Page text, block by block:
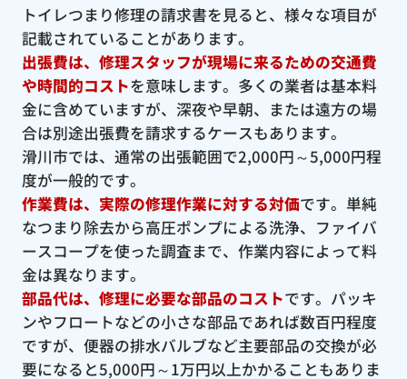
トイレつまり修理の請求書を見ると、様々な項目が
記載されていることがあります。
出張費は、修理スタッフが現場に来るための交通費
や時間的コストを意味します。多くの業者は基本料
金に含めていますが、深夜や早朝、または遠方の場
合は別途出張費を請求するケースもあります。
滑川市では、通常の出張範囲で2,000円～5,000円程
度が一般的です。
作業費は、実際の修理作業に対する対価です。単純
なつまり除去から高圧ポンプによる洗浄、ファイバ
ースコープを使った調査まで、作業内容によって料
金は異なります。
部品代は、修理に必要な部品のコストです。パッキ
ンやフロートなどの小さな部品であれば数百円程度
ですが、便器の排水バルブなど主要部品の交換が必
要になると5,000円～1万円以上かかることもありま